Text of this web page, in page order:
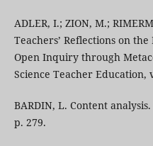
ADLER, I.; ZION, M.;
Teachers’ Reflections on
Open Inquiry through
Science Teacher Education,
BARDIN, L. Content
p. 279.